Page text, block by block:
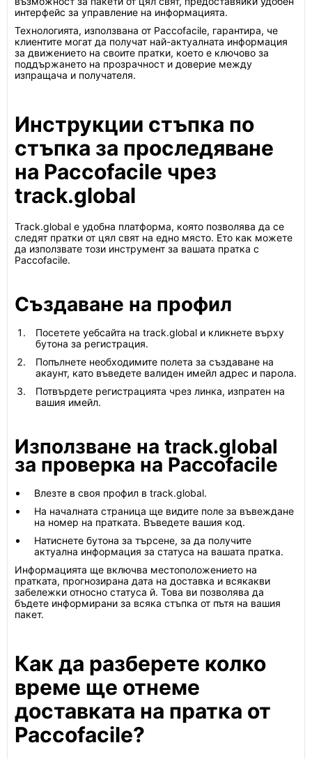
интерфейс за управление на информацията.
Технологията, използвана от Paccofacile, гарантира, че
клиентите могат да получат най-актуалната информация
за движението на своите пратки, което е ключово за
поддържането на прозрачност и доверие между
изпращача и получателя.
Инструкции стъпка по
стъпка за проследяване
на Paccofacile чрез
track.global
Track.global е удобна платформа, която позволява да се
следят пратки от цял свят на едно място. Ето как можете
да използвате този инструмент за вашата пратка с
Paccofacile.
Създаване на профил
Посетете уебсайта на track.global и кликнете върху
бутона за регистрация.
Попълнете необходимите полета за създаване на
акаунт, като въведете валиден имейл адрес и парола.
Потвърдете регистрацията чрез линка, изпратен на
вашия имейл.
Използване на track.global
за проверка на Paccofacile
Влезте в своя профил в track.global.
На началната страница ще видите поле за въвеждане
на номер на пратката. Въведете вашия код.
Натиснете бутона за търсене, за да получите
актуална информация за статуса на вашата пратка.
Информацията ще включва местоположението на
пратката, прогнозирана дата на доставка и всякакви
забележки относно статуса й. Това ви позволява да
бъдете информирани за всяка стъпка от пътя на вашия
пакет.
Как да разберете колко
време ще отнеме
доставката на пратка от
Paccofacile?